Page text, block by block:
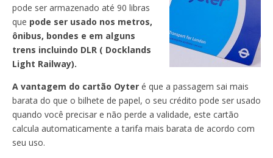
pode ser armazenado até 90 libras
que pode ser usado nos metros,
ônibus, bondes e em alguns
trens incluindo DLR ( Docklands
Light Railway).
A vantagem do cartão Oyter é que a passagem sai mais
barata do que o bilhete de papel, o seu crédito pode ser usado
quando você precisar e não perde a validade, este cartão
calcula automaticamente a tarifa mais barata de acordo com
seu uso.